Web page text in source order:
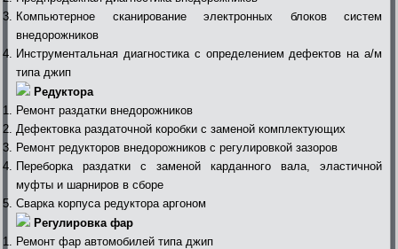
Компьютерное сканирование электронных блоков систем
внедорожников
Инструментальная диагностика с определением дефектов на а/м
типа джип
Редуктора
Ремонт раздатки внедорожников
Дефектовка раздаточной коробки с заменой комплектующих
Ремонт редукторов внедорожников с регулировкой зазоров
Переборка раздатки с заменой карданного вала, эластичной
муфты и шарниров в сборе
Сварка корпуса редуктора аргоном
Регулировка фар
Ремонт фар автомобилей типа джип